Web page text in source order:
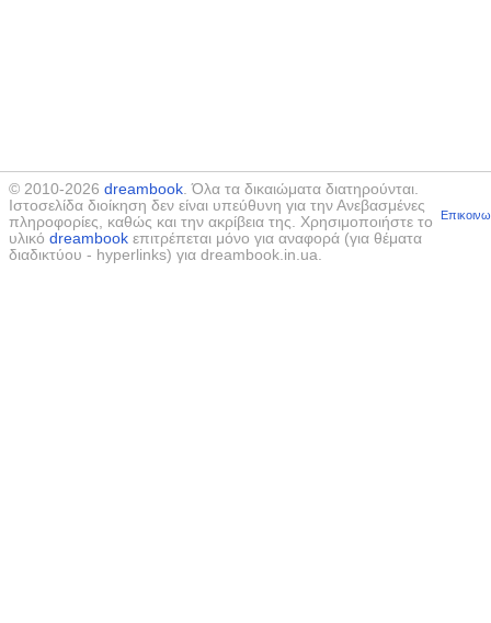
© 2010-2026 dreambook. Όλα τα δικαιώματα διατηρούνται.
Ιστοσελίδα διοίκηση δεν είναι υπεύθυνη για την Ανεβασμένες
πληροφορίες, καθώς και την ακρίβεια της. Χρησιμοποιήστε το
υλικό dreambook επιτρέπεται μόνο για αναφορά (για θέματα
διαδικτύου - hyperlinks) για dreambook.in.ua.